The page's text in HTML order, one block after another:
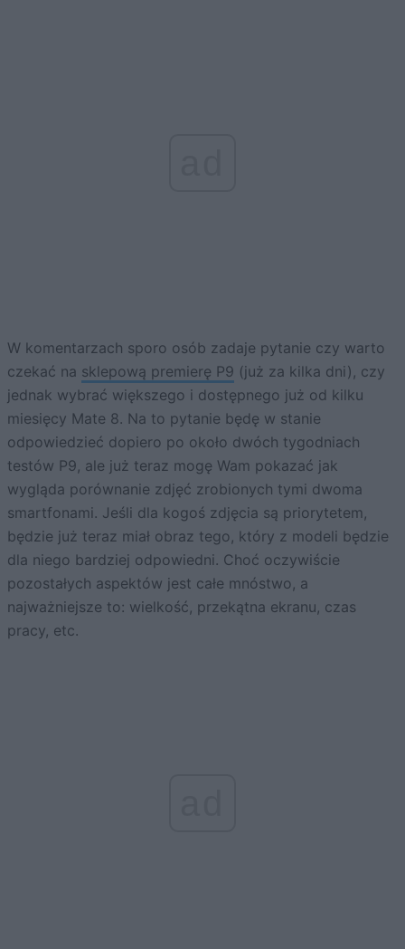
W komentarzach sporo osób zadaje pytanie czy warto
czekać na sklepową premierę P9 (już za kilka dni), czy
jednak wybrać większego i dostępnego już od kilku
miesięcy Mate 8. Na to pytanie będę w stanie
odpowiedzieć dopiero po około dwóch tygodniach
testów P9, ale już teraz mogę Wam pokazać jak
wygląda porównanie zdjęć zrobionych tymi dwoma
smartfonami. Jeśli dla kogoś zdjęcia są priorytetem,
będzie już teraz miał obraz tego, który z modeli będzie
dla niego bardziej odpowiedni. Choć oczywiście
pozostałych aspektów jest całe mnóstwo, a
najważniejsze to: wielkość, przekątna ekranu, czas
pracy, etc.